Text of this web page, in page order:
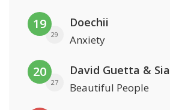
19
29
Doechii
Anxiety
20
27
David Guetta & Sia
Beautiful People